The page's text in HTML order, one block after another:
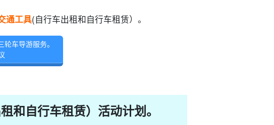
通工具(自行车出租和自行车租赁）。
车导游服务。
和自行车租赁）活动计划。